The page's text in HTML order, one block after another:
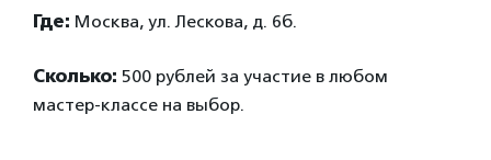
Где: Москва, ул. Лескова, д. 6б.
Сколько: 500 рублей за участие в любом
мастер-классе на выбор.